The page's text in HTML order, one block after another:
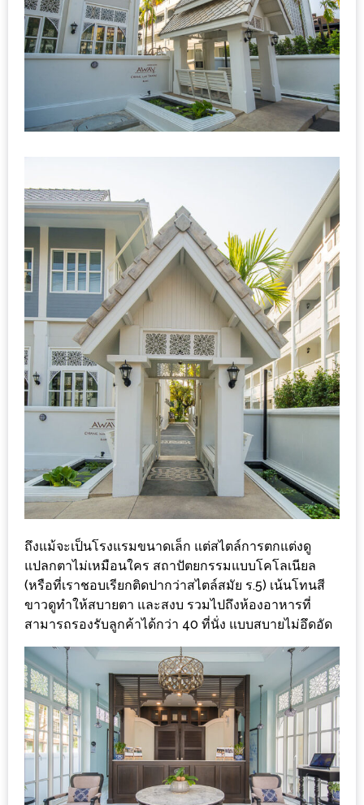
16
ร้าน
อร่อย
ต้อง
มา
คน
เดิน
อาทิตย์
ท่าแพ
เชียงใหม่
CART
CHECKOUT
DRAFT
บาร์บีคิว
สาว
เหนือ
กับ
สลัด
หนุ่ม
บ้านนา
เมนู
เด็ด
ANNA
FARM
ที่
เอาชนะ
ใจ
ถึงแม้จะเป็นโรงแรมขนาดเล็ก แต่สไตล์การตกแต่งดู
แปลกตาไม่เหมือนใคร สถาปัตยกรรมแบบโคโลเนียล
(หรือที่เราชอบเรียกติดปากว่าสไตล์สมัย ร.5) เน้นโทนสี
ขาวดูทำให้สบายตา และสงบ รวมไปถึงห้องอาหารที่
สามารถรองรับลูกค้าได้กว่า 40 ที่นั่ง แบบสบายไม่อึดอัด